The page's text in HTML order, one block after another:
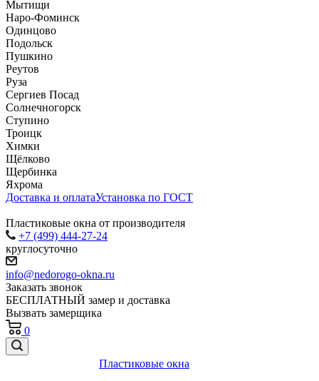
Мытищи
Наро-Фоминск
Одинцово
Подольск
Пушкино
Реутов
Руза
Сергиев Посад
Солнечногорск
Ступино
Троицк
Химки
Щёлково
Щербинка
Яхрома
Доставка и оплатаУстановка по ГОСТ
Пластиковые окна от производителя
+7 (499) 444-27-24
круглосуточно
info@nedorogo-okna.ru
Заказать звонок
БЕСПЛАТНЫЙ замер и доставка
Вызвать замерщика
0
Пластиковые окна